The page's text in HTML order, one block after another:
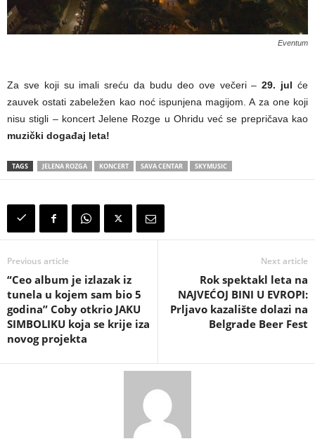
Eventum
Za sve koji su imali sreću da budu deo ove večeri –29. jul će
zauvek ostati zabeležen kao noć ispunjena magijom. A za one koji
nisu stigli – koncert Jelene Rozge u Ohridu već se prepričava kao
muzički događaj leta!
TAGS JELENA ROZGA KONCERT SAVA CENTAR SKYMUSIC
Previous article
“Ceo album je izlazak iz
tunela u kojem sam bio 5
godina” Coby otkrio JAKU
SIMBOLIKU koja se krije iza
novog projekta
Next article
Rok spektakl leta na
NAJVEĆOJ BINI U EVROPI:
Prljavo kazalište dolazi na
Belgrade Beer Fest